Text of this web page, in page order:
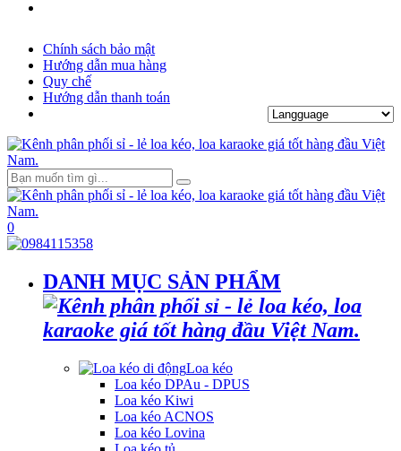
Chính sách bảo mật
Hướng dẫn mua hàng
Quy chế
Hướng dẫn thanh toán
0
DANH MỤC SẢN PHẨM
Loa kéo
Loa kéo DPAu - DPUS
Loa kéo Kiwi
Loa kéo ACNOS
Loa kéo Lovina